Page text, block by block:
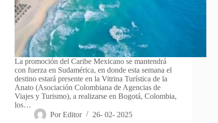
La promoción del Caribe Mexicano se mantendrá
con fuerza en Sudamérica, en donde esta semana el
destino estará presente en la Vitrina Turística de la
Anato (Asociación Colombiana de Agencias de
Viajes y Turismo), a realizarse en Bogotá, Colombia,
los…
Por Editor 26- 02- 2025